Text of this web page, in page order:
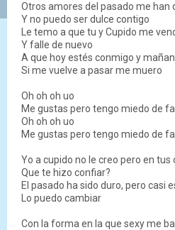
Otros amores del pasado me han
Y no puedo ser dulce contigo
Le temo a que tu y Cupido me
Y falle de nuevo
A que hoy estés conmigo y
Si me vuelve a pasar me muero
Oh oh oh uo
Me gustas pero tengo miedo de
Oh oh oh uo
Me gustas pero tengo miedo de
Yo a cupido no le creo pero en tus
Que te hizo confiar?
El pasado ha sido duro, pero casi
Lo puedo cambiar
Con la forma en la que sexy me